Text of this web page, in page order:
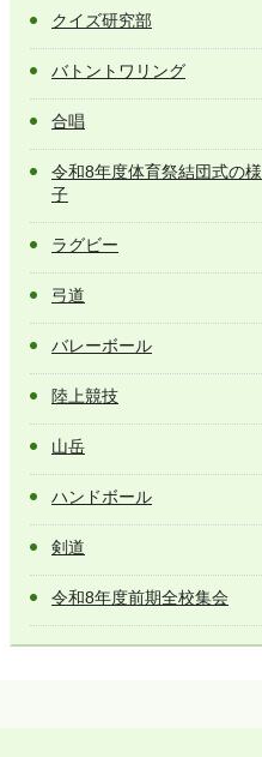
クイズ研究部
バトントワリング
合唱
令和8年度体育祭結団式の様
子
ラグビー
弓道
バレーボール
陸上競技
山岳
ハンドボール
剣道
令和8年度前期全校集会